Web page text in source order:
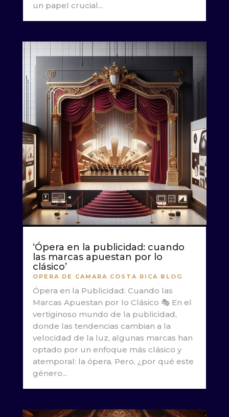
un papel crucial...
‘Ópera en la publicidad: cuando
las marcas apuestan por lo
clásico’
OPERA DE CAMARA COSTA RICA BLOG
Ópera en la Publicidad: Cuando las
Marcas Apuestan por lo Clásico 🎭 En el
vertiginoso mundo de la publicidad,
donde las tendencias cambian a la
velocidad de la luz, algunas marcas han
optado por un enfoque más clásico y
atemporal: la ópera. Pero, ¿por qué este
género...